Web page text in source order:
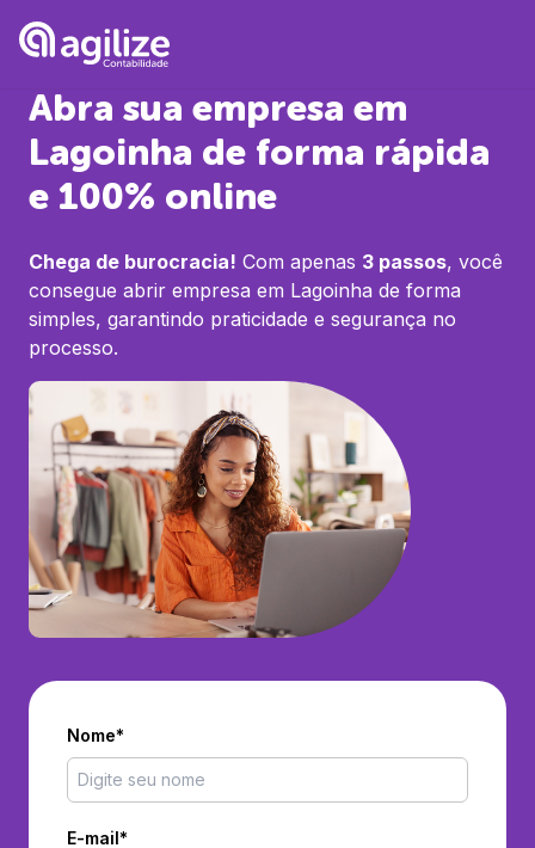
Abra sua empresa em
Lagoinha de forma rápida
e 100% online
Chega de burocracia! Com apenas 3 passos, você
consegue abrir empresa em Lagoinha de forma
simples, garantindo praticidade e segurança no
processo.
Nome*
E-mail*